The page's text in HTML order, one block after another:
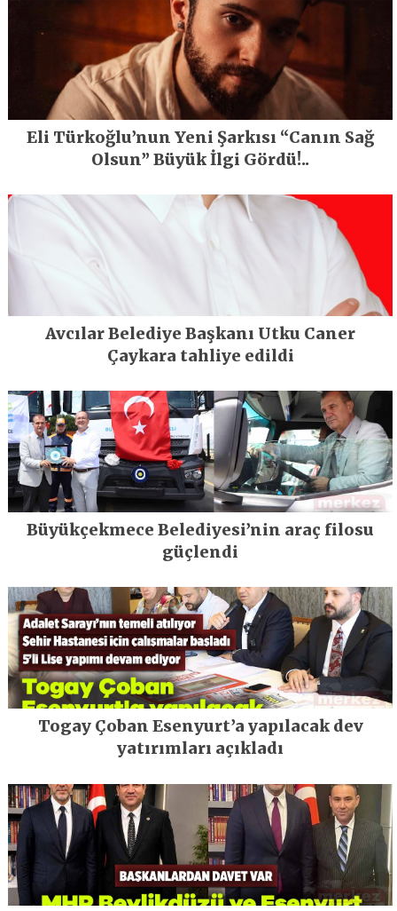
Eli Türkoğlu’nun Yeni Şarkısı “Canın Sağ
Olsun” Büyük İlgi Gördü!..
Avcılar Belediye Başkanı Utku Caner
Çaykara tahliye edildi
Büyükçekmece Belediyesi’nin araç filosu
güçlendi
Togay Çoban Esenyurt’a yapılacak dev
yatırımları açıkladı